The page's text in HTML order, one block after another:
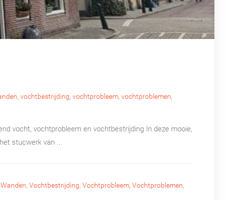
, vochtbestrijding, vochtprobleem, vochtproblemen,
vocht, vochtprobleem en vochtbestrijding In deze mooie,
stucwerk van ...
, Vochtbestrijding, Vochtprobleem, Vochtproblemen,